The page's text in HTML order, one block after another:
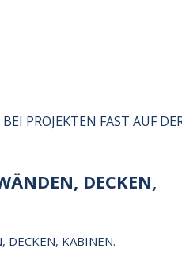
PROJEKTEN FAST AUF
DECKEN,
DECKEN, KABINEN.